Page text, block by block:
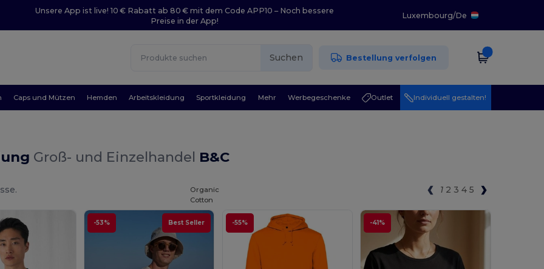
Unsere App ist live! 10 € Rabatt ab 80 € mit dem Code APP10 – Noch bessere
Preise in der App!
Luxembourg/De
Suchen Bestellung verfolgen
Caps und Mützen Hemden Arbeitskleidung Sportkleidung Mehr Werbegeschenke Outlet Individuell gestalten!
Groß- und Einzelhandel B&C
1 2 3 4 5
-53% Best Seller -55%
Organic
Cotton
-41%